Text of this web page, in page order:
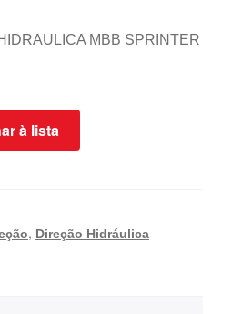
MBB SPRINTER
à lista
, Direção Hidráulica